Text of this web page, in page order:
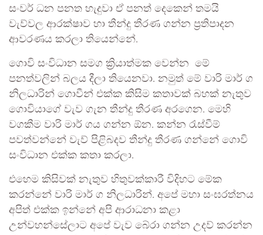
සංවර් ධන පනත හැදුවා ඒ පනත් දෙකෙන් තමයි
වැව්වල ආරක්ෂාව හා තීන්දු තීරණ ගන්න ප්‍රතිපාදන
ආවරණය කරලා තියෙන්නේ.
ගොවි සංවිධාන සමග ක්‍රියාත්මක වෙන්න මේ
පනත්වලින් බලය දීලා තියෙනවා. නමුත් මේ වාරි මාර් ග
නිලධාරින් ගොවීන් එක්ක කිසිම කතාවක් බහක් නැතුව
ගොවියාගේ වැව ගැන තීන්දු තීරණ අරගෙන. මෙහි
වගකීම වාරි මාර් ගය ගන්න ඕන. කන්න රැස්වීම්
පවත්වන්නේ වැව් පිළිබදව තීන්දු තීරණ ගන්නේ ගොවි
සංවිධාන එක්ක කතා කරලා.
එහෙම කිසිවක් නැතුව හිතුවක්කාරී විදිහට මේක
කරන්නේ වාරි මාර් ග නිලධාරින්. අපේ මහා සංඝරත්නය
අපිත් එක්ක ඉන්නේ අපි ආරාධනා කළා
උන්වහන්සේලාට අපේ වැව බේරා ගන්න උදව් කරන්න